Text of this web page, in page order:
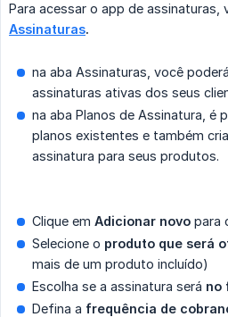
Para acessar o app de assinaturas,
Assinaturas.
na aba Assinaturas, você
assinaturas ativas dos seus
na aba Planos de Assinatura, é
planos existentes e também
assinatura para seus produtos.
Clique em Adicionar novo para
Selecione o produto que será
mais de um produto incluído)
Escolha se a assinatura será no
Defina a frequência de